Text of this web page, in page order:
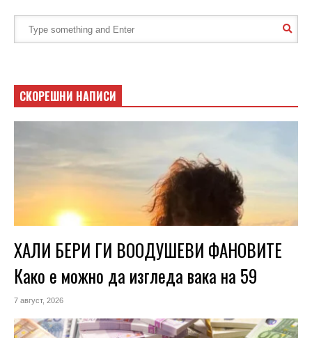
СКОРЕШНИ НАПИСИ
ХАЛИ БЕРИ ГИ ВООДУШЕВИ ФАНОВИТЕ
Како е можно да изгледа вака на 59
7 август, 2026